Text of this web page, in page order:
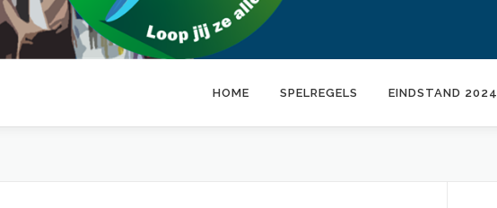
HOME SPELREGELS EINDSTAND 2024